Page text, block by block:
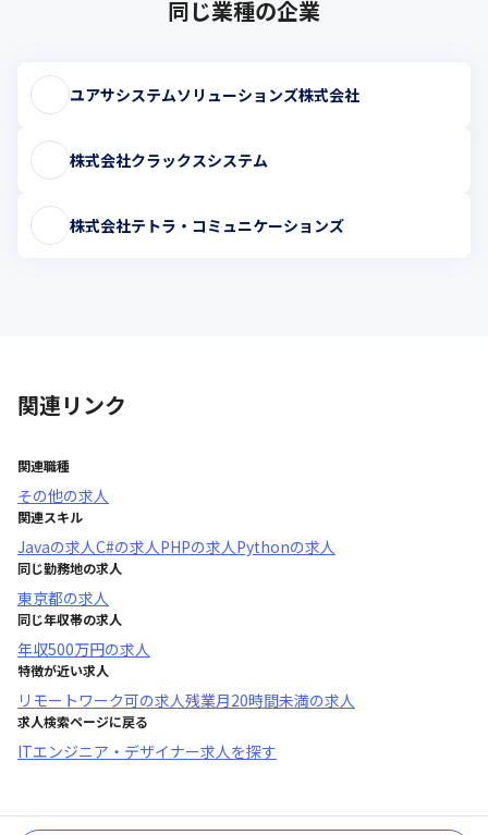
同じ業種の企業
ユアサシステムソリューションズ株式会社
株式会社クラックスシステム
株式会社テトラ・コミュニケーションズ
関連リンク
関連職種
その他の求人
関連スキル
Javaの求人C#の求人PHPの求人Pythonの求人
同じ勤務地の求人
東京都の求人
同じ年収帯の求人
年収500万円の求人
特徴が近い求人
リモートワーク可の求人残業月20時間未満の求人
求人検索ページに戻る
ITエンジニア・デザイナー求人を探す